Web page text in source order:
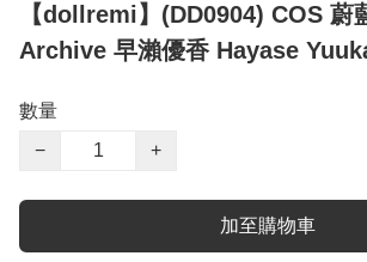
【dollremi】(DD0904) COS 蔚
Archive 早瀨優香 Hayase
數量
−
+
加至購物車